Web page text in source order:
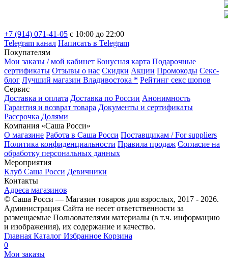
+7 (914) 071-41-05 c 10:00 до 22:00
Telegram канал Написать в Telegram
Покупателям
Мои заказы / мой кабинет Бонусная карта Подарочные
сертификаты Отзывы о нас Скидки Акции Промокоды Секс-
блог Лучший магазин Владивостока * Рейтинг секс шопов
Сервис
Доставка и оплата Доставка по России Анонимность
Гарантия и возврат товара Документы и сертификаты
Рассрочка Долями
Компания «Саша Росси»
О магазине Работа в Саша Росси Поставщикам / For suppliers
Политика конфиденциальности Правила продаж Согласие на
обработку персональных данных
Мероприятия
Клуб Саша Росси Девичники
Контакты
Адреса магазинов
© Саша Росси — Магазин товаров для взрослых, 2017 - 2026.
Администрация Сайта не несет ответственности за
размещаемые Пользователями материалы (в т.ч. информацию
и изображения), их содержание и качество.
Главная Каталог Избранное Корзина
0
Мои заказы